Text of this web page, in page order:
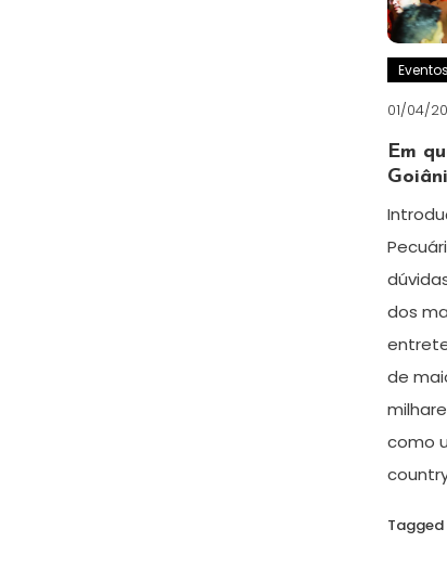
Eventos
01/04/
Em
dos
de
como
Tagged